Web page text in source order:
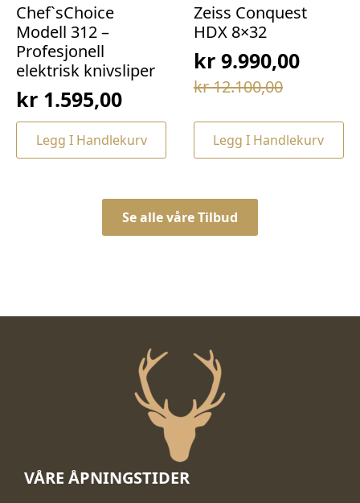
Chef`sChoice
Modell 312 –
Profesjonell
elektrisk knivsliper
kr 1.595,00
Legg I Handlekurv
Zeiss Conquest
HDX 8×32
kr12.100,00
Opprinnelig
var:
kr 12.100,00.
kr9.990,00
Nåværende
er:
kr 9.990,00.
Legg I Handlekurv
Se alle våre Tilbud
VÅRE ÅPNINGSTIDER